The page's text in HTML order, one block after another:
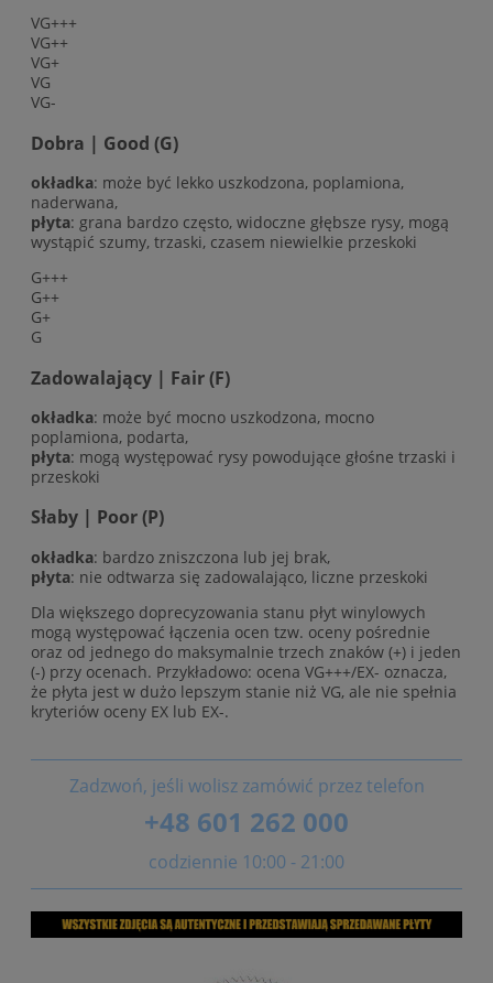
VG+++
VG++
VG+
VG
VG-
Dobra | Good (G)
okładka: może być lekko uszkodzona, poplamiona,
naderwana,
płyta: grana bardzo często, widoczne głębsze rysy, mogą
wystąpić szumy, trzaski, czasem niewielkie przeskoki
G+++
G++
G+
G
Zadowalający | Fair (F)
okładka: może być mocno uszkodzona, mocno
poplamiona, podarta,
płyta: mogą występować rysy powodujące głośne trzaski i
przeskoki
Słaby | Poor (P)
okładka: bardzo zniszczona lub jej brak,
płyta: nie odtwarza się zadowalająco, liczne przeskoki
Dla większego doprecyzowania stanu płyt winylowych
mogą występować łączenia ocen tzw. oceny pośrednie
oraz od jednego do maksymalnie trzech znaków (+) i jeden
(-) przy ocenach. Przykładowo: ocena VG+++/EX- oznacza,
że płyta jest w dużo lepszym stanie niż VG, ale nie spełnia
kryteriów oceny EX lub EX-.
Zadzwoń, jeśli wolisz zamówić przez telefon
+48 601 262 000
codziennie 10:00 - 21:00